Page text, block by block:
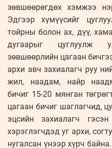
зөвшөөрөгдөх хэмжээ
Эдгээр хүмүүсийг
тойрны болон ах, дүү,
дугаарыг цуглуулж
зөвшөөрлийн цагаан
архи авч захиалагч руу
жил, наадам, найр
бичиг 15-20 мянган
цагаан бичиг шаглагчид,
эцсийн захиалагч
хэрэглэгчдэд уг архи,
нугалсан үнээр хүрч